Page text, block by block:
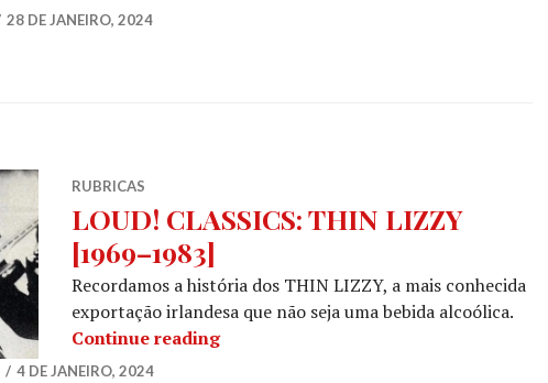
28 DE JANEIRO, 2024
RUBRICAS
LOUD! CLASSICS: THIN LIZZY
[1969–1983]
Recordamos a história dos THIN LIZZY, a mais conhecida
exportação irlandesa que não seja uma bebida alcoólica.
Continue readingLOUD! CLASSICS: THIN LIZZY
4 DE JANEIRO, 2024